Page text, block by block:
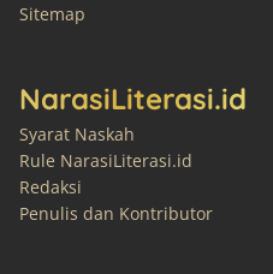
Sitemap
NarasiLiterasi.id
Syarat Naskah
Rule NarasiLiterasi.id
Redaksi
Penulis dan Kontributor